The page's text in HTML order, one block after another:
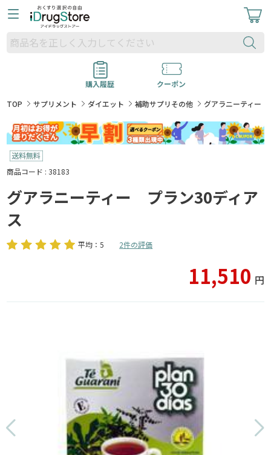
購入履歴
クーポン
TOP
サプリメント ダイエット 補助サプリその他 グアラニーティー
商品コード : 38183
グアラニーティー プラン30ディア
ス
平均：5 2件の評価
11,510 円